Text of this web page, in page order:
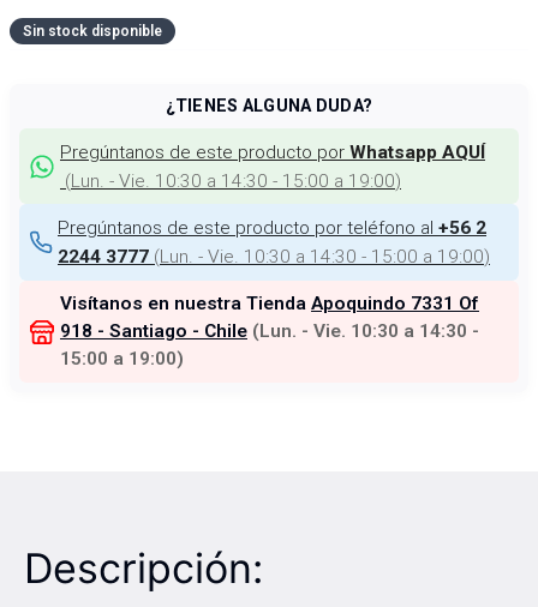
Sin stock disponible
¿TIENES ALGUNA DUDA?
Pregúntanos de este producto por Whatsapp AQUÍ
(Lun. - Vie. 10:30 a 14:30 - 15:00 a 19:00)
Pregúntanos de este producto por teléfono al +56 2
2244 3777 (Lun. - Vie. 10:30 a 14:30 - 15:00 a 19:00)
Visítanos en nuestra Tienda Apoquindo 7331 Of
918 - Santiago - Chile (Lun. - Vie. 10:30 a 14:30 -
15:00 a 19:00)
Descripción: